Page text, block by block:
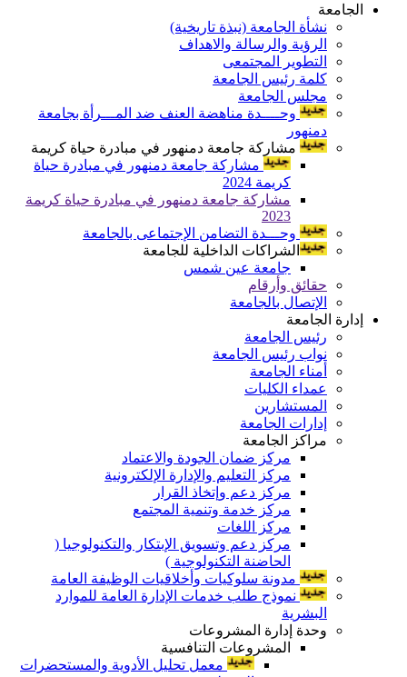
الجامعة
نشأة الجامعة (نبذة تاريخية)
الرؤية والرسالة والاهداف
التطوير المجتمعى
كلمة رئيس الجامعة
مجلس الجامعة
وحــــدة مناهضة العنف ضد المـــرأة بجامعة
دمنهور
مشاركة جامعة دمنهور في مبادرة حياة كريمة
مشاركة جامعة دمنهور في مبادرة حياة
كريمة 2024
مشاركة جامعة دمنهور في مبادرة حياة كريمة
2023
وحـــدة التضامن الإجتماعى بالجامعة
الشراكات الداخلية للجامعة
جامعة عين شمس
حقائق وأرقام
الإتصال بالجامعة
إدارة الجامعة
رئيس الجامعة
نواب رئيس الجامعة
أمناء الجامعة
عمداء الكليات
المستشارين
إدارات الجامعة
مراكز الجامعة
مركز ضمان الجودة والاعتماد
مركز التعليم والإدارة الإلكترونية
مركز دعم وإتخاذ القرار
مركز خدمة وتنمية المجتمع
مركز اللغات
مركز دعم وتسويق الإبتكار والتكنولوجيا (
الحاضنة التكنولوجية )
مدونة سلوكيات وأخلاقيات الوظيفة العامة
نموذج طلب خدمات الإدارة العامة للموارد
البشرية
وحدة إدارة المشروعات
المشروعات التنافسية
معمل تحليل الأدوية والمستحضرات